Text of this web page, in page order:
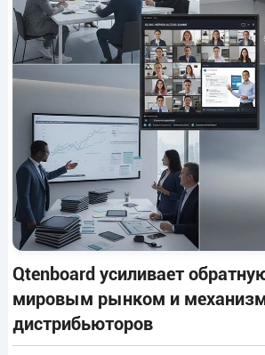
Qtenboard усиливает
мировым рынком и
дистрибьюторов